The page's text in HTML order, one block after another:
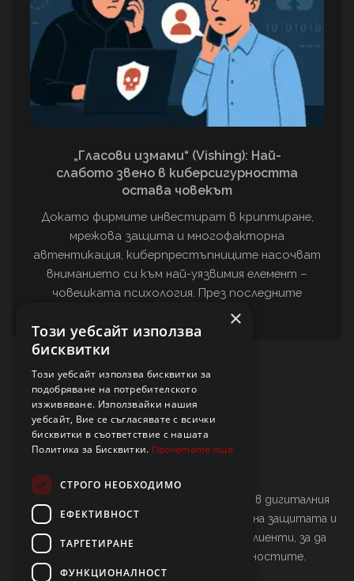
„Гласови измами“ (Vishing): Най-
слабото звено в киберсигурността
остава човекът
Докато фирмите инвестират в криптиране,
мрежова защита и многофакторна
автентикация, киберпрестъпниците насочват
вниманието си към най-уязвимия елемент –
човешката психология. През последните
Нашата мисия е да осигурим сигурност в дигиталния
свят. Ние се ангажираме с подсилването на защитата и
непрекъснатото обучение на нашите клиенти, за да
бъдат винаги една крачка пред опасностите.
×
Този уебсайт използва
бисквитки
Този уебсайт използва бисквитки за
подобряване на потребителското
изживяване. Използвайки нашия
уебсайт, Вие се съгласявате с всички
бисквитки в съответствие с нашата
Политика за Бисквитки. Прочетете още
СТРОГО НЕОБХОДИМО
ЕФЕКТИВНОСТ
ТАРГЕТИРАНЕ
ФУНКЦИОНАЛНОСТ